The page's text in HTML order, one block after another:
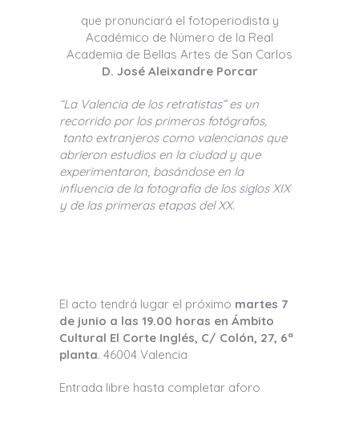
que pronunciará el fotoperiodista y
Académico de Número de la Real
Academia de Bellas Artes de San Carlos
D. José Aleixandre Porcar
“La Valencia de los retratistas” es un
recorrido por los primeros fotógrafos,
tanto extranjeros como valencianos que
abrieron estudios en la ciudad y que
experimentaron, basándose en la
influencia de la fotografía de los siglos XIX
y de las primeras etapas del XX.
El acto tendrá lugar el próximo martes 7
de junio a las 19.00 horas en Ámbito
Cultural El Corte Inglés, C/ Colón, 27, 6ª
planta. 46004 Valencia
Entrada libre hasta completar aforo